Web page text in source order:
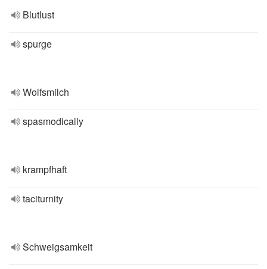
Blutlust
spurge
Wolfsmilch
spasmodically
krampfhaft
taciturnity
Schweigsamkeit